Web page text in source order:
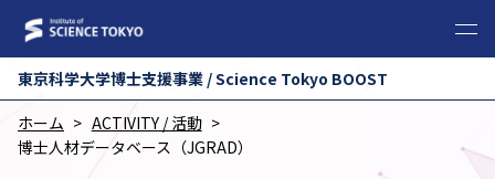
東京科学⼤学博⼠⽀援事業 / Science Tokyo BOOST
ホーム
ACTIVITY / 活動
博士人材データベース（JGRAD）